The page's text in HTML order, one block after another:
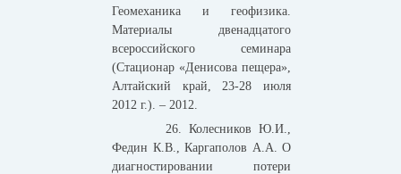
Геомеханика и геофизика.
Материалы двенадцатого
всероссийского семинара
(Стационар «Денисова пещера»,
Алтайский край, 23-28 июля
2012 г.). – 2012.
26. Колесников Ю.И.,
Федин К.В., Каргаполов А.А. О
диагностировании потери